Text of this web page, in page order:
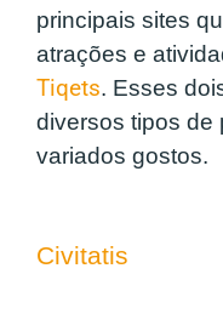
principais sites
atrações e
Tiqets. Esses
diversos tipos de
variados gostos.
Civitatis